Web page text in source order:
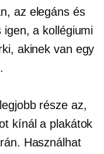
az elegáns és
igen, a kollégiumi
akinek van egy
része az,
kínál a plakátok
Használhat